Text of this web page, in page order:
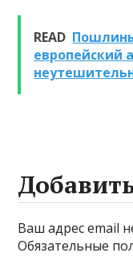
очистке и
промывке
READ
европейский
Ваш адрес email
Обязательные